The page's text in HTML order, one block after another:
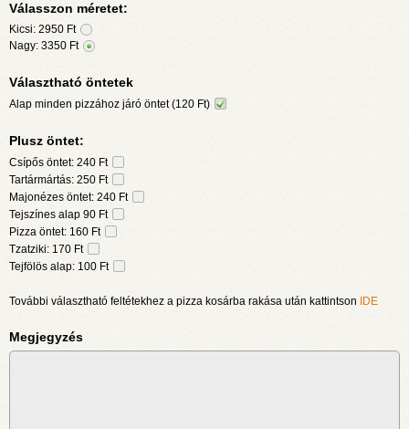
Válasszon méretet:
Kicsi: 2950 Ft
Nagy: 3350 Ft
Választható öntetek
Alap minden pizzához járó öntet (120 Ft)
Plusz öntet:
Csípős öntet: 240 Ft
Tartármártás: 250 Ft
Majonézes öntet: 240 Ft
Tejszínes alap 90 Ft
Pizza öntet: 160 Ft
Tzatziki: 170 Ft
Tejfölös alap: 100 Ft
További választható feltétekhez a pizza kosárba rakása után kattintson IDE
Megjegyzés